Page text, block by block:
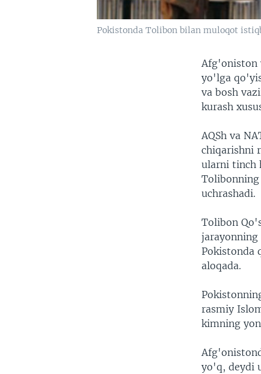
Pokistonda Tolibon bilan muloqot
Afg'oniston
yo'lga
va bosh
kurash
AQSh va
chiqarishni
ularni tinch
uchrashadi.
Tolibon
Pokistonda
aloqada.
rasmiy
kimning
yo'q, deydi